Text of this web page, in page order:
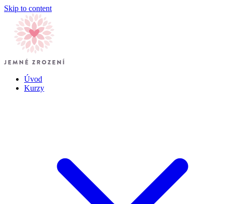
Skip to content
Úvod
Kurzy